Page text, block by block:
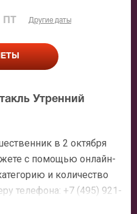
Другие даты
Утренний
в 2 октября
с помощью онлайн-
и количество
телефона: +7 (495) 921-
с Вами свяжется